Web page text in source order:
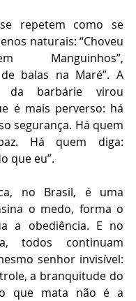
repetem como se
naturais: “Choveu
Manguinhos”,
de balas na Maré”. A
da barbárie virou
é mais perverso: há
segurança. Há quem
Há quem diga:
que eu”.
no Brasil, é uma
o medo, forma o
a obediência. E no
todos continuam
senhor invisível:
a branquitude do
que mata não é a